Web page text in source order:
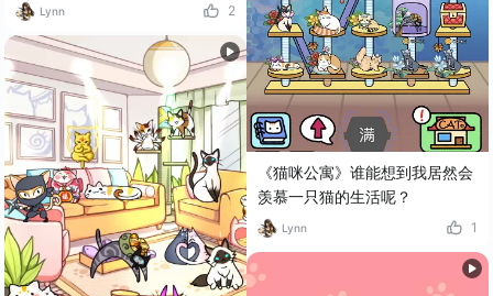
Lynn 2
《猫咪公寓》谁能想到我居然会
羡慕一只猫的生活呢？
Lynn 1